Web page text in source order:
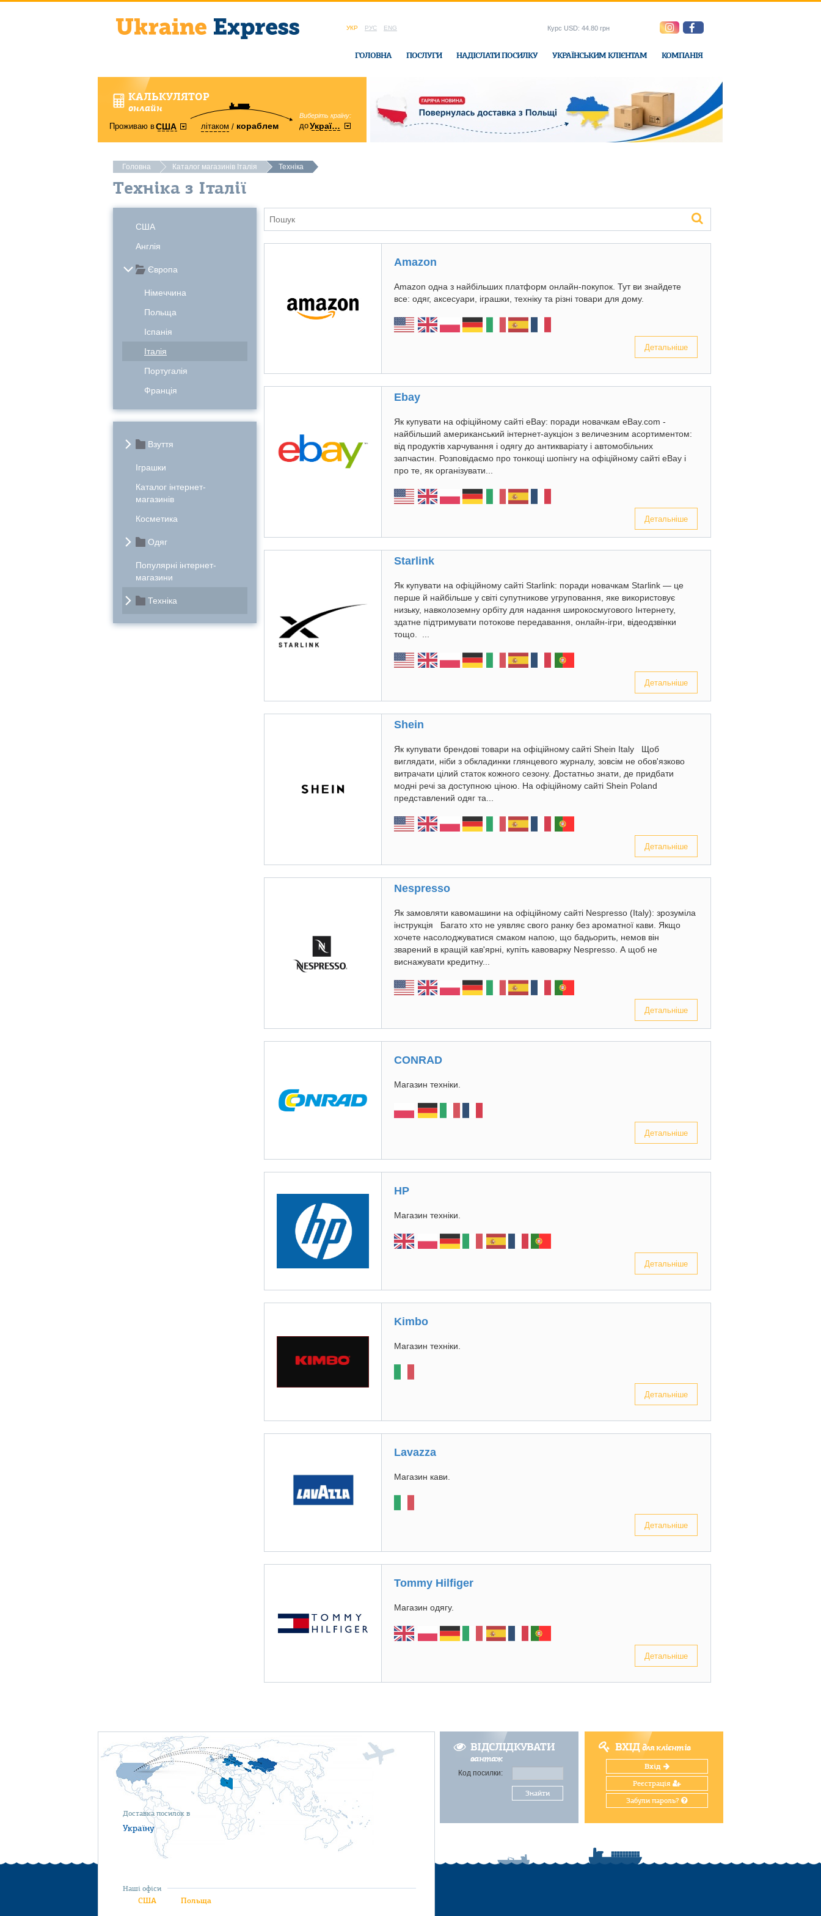
УКР РУС ENG
ГОЛОВНА ПОСЛУГИ НАДІСЛАТИ ПОСИЛКУ УКРАЇНСЬКИМ КЛІЄНТАМ КОМПАНІЯ
Курс USD: 44.80 грн
КАЛЬКУЛЯТОР
онлайн
Проживаю вСША літаком кораблем
Виберіть країну:
доУкраїни
область:
Вінницька в офісі Ukraine-Express
Головна Каталог магазинів Італія Техніка
Техніка з Італії
США
Англія
Європа
Німеччина
Польща
Іспанія
Італія
Португалія
Франція
Взуття
Іграшки
Каталог інтернет-
магазинів
Косметика
Одяг
Популярні інтернет-
магазини
Техніка
Amazon
Amazon одна з найбільших платформ онлайн-покупок. Тут ви знайдете
все: одяг, аксесуари, іграшки, техніку та різні товари для дому.
Детальніше
Ebay
Як купувати на офіційному сайті eBay: поради новачкам eBay.com -
найбільший американський інтернет-аукціон з величезним асортиментом:
від продуктів харчування і одягу до антикваріату і автомобільних
запчастин. Розповідаємо про тонкощі шопінгу на офіційному сайті eBay і
про те, як організувати...
Детальніше
Starlink
Як купувати на офіційному сайті Starlink: поради новачкам Starlink — це
перше й найбільше у світі супутникове угруповання, яке використовує
низьку, навколоземну орбіту для надання широкосмугового Інтернету,
здатне підтримувати потокове передавання, онлайн-ігри, відеодзвінки
тощо. ...
Детальніше
Shein
Як купувати брендові товари на офіційному сайті Shein Italy Щоб
виглядати, ніби з обкладинки глянцевого журналу, зовсім не обов'язково
витрачати цілий статок кожного сезону. Достатньо знати, де придбати
модні речі за доступною ціною. На офіційному сайті Shein Poland
представлений одяг та...
Детальніше
Nespresso
Як замовляти кавомашини на офіційному сайті Nespresso (Italy): зрозуміла
інструкція Багато хто не уявляє свого ранку без ароматної кави. Якщо
хочете насолоджуватися смаком напою, що бадьорить, немов він
зварений в кращій кав'ярні, купіть кавоварку Nespresso. А щоб не
виснажувати кредитну...
Детальніше
CONRAD
Магазин техніки.
Детальніше
HP
Магазин техніки.
Детальніше
Kimbo
Магазин техніки.
Детальніше
Lavazza
Магазин кави.
Детальніше
Tommy Hilfiger
Магазин одягу.
Детальніше
ВІДСЛІДКУВАТИ
вантаж
Код посилки:
Знайти
ВХІДдля клієнтів
Вхід
Реєстрація
Забули пароль?
Доставка посилок в
Україну
Наші офіси
США Польща